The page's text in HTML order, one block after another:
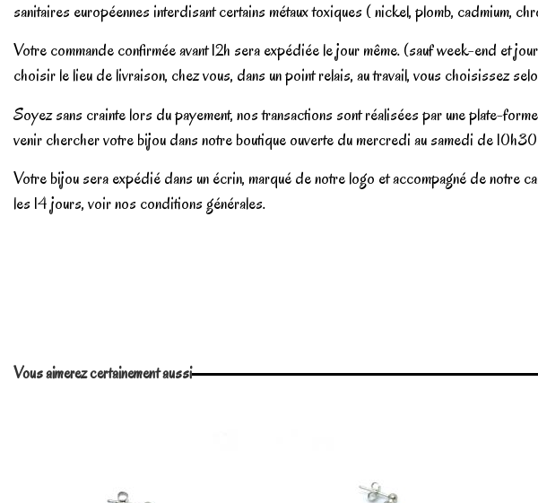
sanitaires européennes interdisant certains métaux toxiques ( nickel, plomb, cadmium,
Votre commande confirmée avant 12h sera expédiée le jour même. (sauf week-end
choisir le lieu de livraison, chez vous, dans un point relais, au travail, vous choisissez
Soyez sans crainte lors du payement, nos transactions sont réalisées par une plate-
venir chercher votre bijou dans notre boutique ouverte du mercredi au samedi de
Votre bijou sera expédié dans un écrin, marqué de notre logo et accompagné de notre
les 14 jours, voir nos conditions générales.
Vous aimerez certainement aussi